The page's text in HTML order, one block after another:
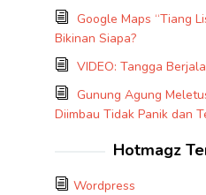
Google Maps “Tiang
Bikinan Siapa?
VIDEO: Tangga
Gunung Agung
Diimbau Tidak Panik dan
Hotmagz
Wordpress